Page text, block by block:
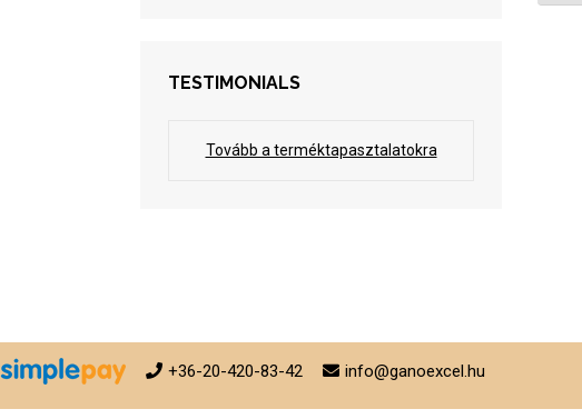
TESTIMONIALS
Tovább a terméktapasztalatokra
+36-20-420-83-42 info@ganoexcel.hu